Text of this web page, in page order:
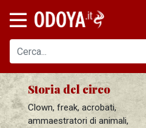
Storia del circo
Clown, freak, acrobati,
ammaestratori di animali,